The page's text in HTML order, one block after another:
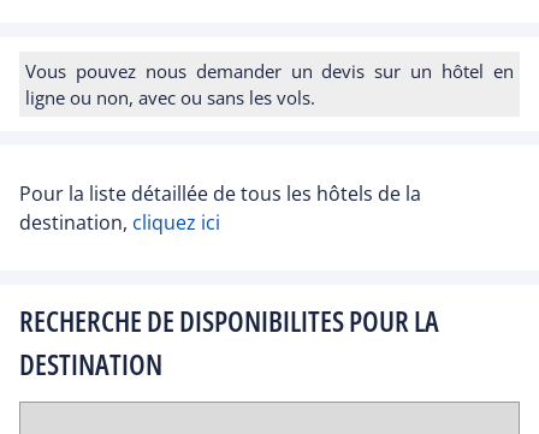
Vous pouvez nous demander un devis sur un hôtel en
ligne ou non, avec ou sans les vols.
Pour la liste détaillée de tous les hôtels de la
destination, cliquez ici
RECHERCHE DE DISPONIBILITES POUR LA
DESTINATION